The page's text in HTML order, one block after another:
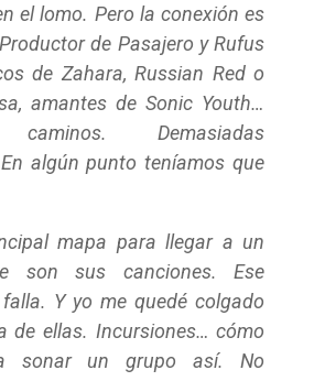
el lomo. Pero la conexión es
de Pasajero y Rufus
de Zahara, Russian Red o
amantes de Sonic Youth…
caminos. Demasiadas
algún punto teníamos que
mapa para llegar a un
son sus canciones. Ese
Y yo me quedé colgado
de ellas. Incursiones… cómo
sonar un grupo así. No